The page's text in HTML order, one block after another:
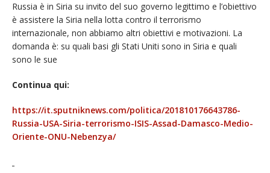
Russia è in Siria su invito del suo governo legittimo e l’obiettivo
è assistere la Siria nella lotta contro il terrorismo
internazionale, non abbiamo altri obiettivi e motivazioni. La
domanda è: su quali basi gli Stati Uniti sono in Siria e quali
sono le sue
Continua qui:
https://it.sputniknews.com/politica/201810176643786-
Russia-USA-Siria-terrorismo-ISIS-Assad-Damasco-Medio-
Oriente-ONU-Nebenzya/